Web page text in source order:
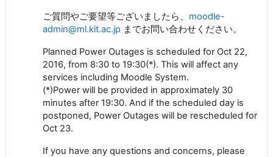
ご質問やご要望等ございましたら、 moodle-
admin@ml.kit.ac.jp までお問い合わせください。
Planned Power Outages is scheduled for Oct 22,
2016, from 8:30 to 19:30(*). This will affect any
services including Moodle System.
(*)Power will be provided in approximately 30
minutes after 19:30. And if the scheduled day is
postponed, Power Outages will be rescheduled for
Oct 23.
If you have any questions and concerns, please